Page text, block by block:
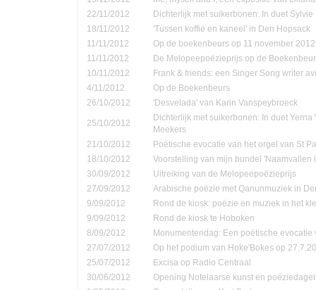
22/11/2012
Dichterlijk met suikerbonen: In duet
18/11/2012
'Tussen koffie en kaneel' in Den Hopsack
11/11/2012
Op de boekenbeurs op 11 november 2012
11/11/2012
De Melopeepoëzieprijs op de
10/11/2012
Frank & friends: een Singer Song writer
4/11/2012
Op de Boekenbeurs
26/10/2012
'Desvelada' van Karin Vanspeybroeck
25/10/2012
Dichterlijk met suikerbonen: In duet
Meekers
21/10/2012
Poëtische evocatie van het orgel van St
18/10/2012
Voorstelling van mijn bundel 'Naamvallen
30/09/2012
Uitreiking van de Melopeepoëzieprijs
27/09/2012
Arabische poëzie met Qanunmuziek in
9/09/2012
Rond de kiosk: poëzie en muziek in het
9/09/2012
Rond de kiosk te Hoboken
8/09/2012
Monumentendag: Een poëtische evocatie
27/07/2012
Op het podium van Hoke'Bokes op
25/07/2012
Excisa op Radio Centraal
30/06/2012
Opening Notelaarse kunst en